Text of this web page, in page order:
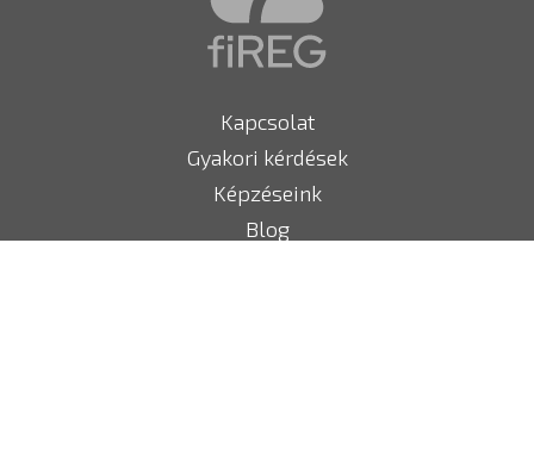
Kapcsolat
Gyakori kérdések
Képzéseink
Blog